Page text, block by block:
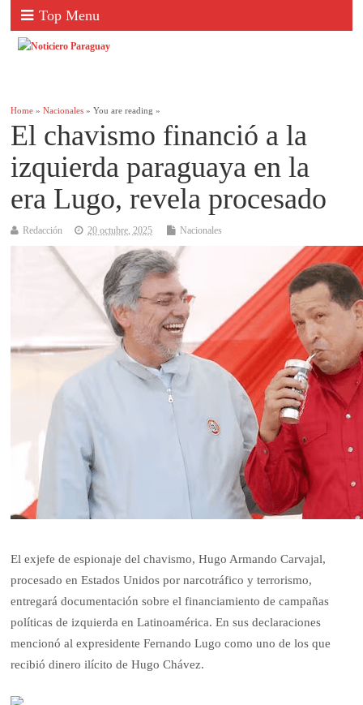
Top Menu
Home »Nacionales » You are reading »
El chavismo financió a la
izquierda paraguaya en la
era Lugo, revela procesado
Redacción 20 octubre, 2025 Nacionales
El exjefe de espionaje del chavismo, Hugo Armando Carvajal,
procesado en Estados Unidos por narcotráfico y terrorismo,
entregará documentación sobre el financiamiento de campañas
políticas de izquierda en Latinoamérica. En sus declaraciones
mencionó al expresidente Fernando Lugo como uno de los que
recibió dinero ilícito de Hugo Chávez.